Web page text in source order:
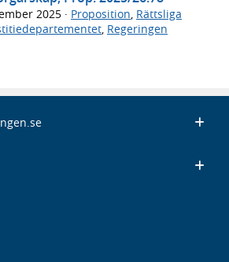
2025 · Proposition Rättsliga
Regeringen